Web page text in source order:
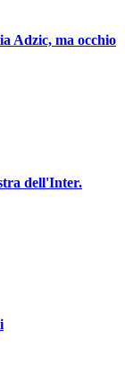
Adzic, ma occhio
dell'Inter.